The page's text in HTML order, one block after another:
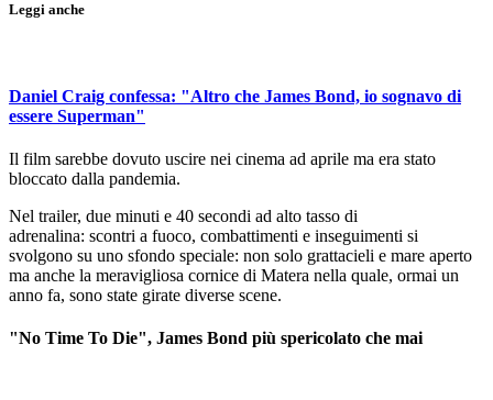
Leggi anche
Daniel Craig confessa: "Altro che James Bond, io sognavo di
essere Superman"
Il film sarebbe dovuto uscire nei cinema ad aprile ma era stato
bloccato dalla pandemia.
Nel trailer, due minuti e 40 secondi ad alto tasso di
adrenalina: scontri a fuoco, combattimenti e inseguimenti si
svolgono su uno sfondo speciale: non solo grattacieli e mare aperto
ma anche la meravigliosa cornice di Matera nella quale, ormai un
anno fa, sono state girate diverse scene.
"No Time To Die", James Bond più spericolato che mai